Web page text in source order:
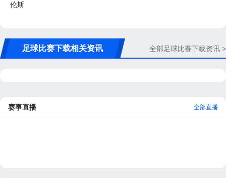
伦斯
足球比赛下载相关资讯 全部足球比赛下载资讯 >
赛事直播 全部直播